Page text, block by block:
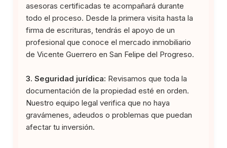
asesoras certificadas te acompañará durante
todo el proceso. Desde la primera visita hasta la
firma de escrituras, tendrás el apoyo de un
profesional que conoce el mercado inmobiliario
de Vicente Guerrero en San Felipe del Progreso.
3. Seguridad jurídica: Revisamos que toda la
documentación de la propiedad esté en orden.
Nuestro equipo legal verifica que no haya
gravámenes, adeudos o problemas que puedan
afectar tu inversión.